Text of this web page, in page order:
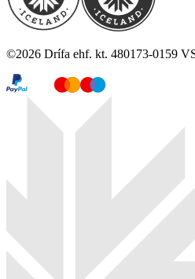
©2026 Drífa ehf. kt. 480173-0159